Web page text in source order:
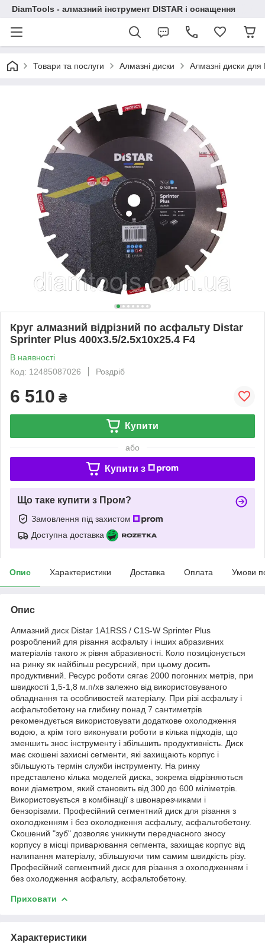
DiamTools - алмазний інструмент DISTAR і оснащення
Товари та послуги Алмазні диски Алмазні диски для
Круг алмазний відрізний по асфальту Distar
Sprinter Plus 400x3.5/2.5x10x25.4 F4
В наявності
Код: 12485087026
Роздріб
6 510 ₴
Купити
або
Купити з
Що таке купити з Пром?
Замовлення під захистом
Доступна доставка
Опис Характеристики Доставка Оплата Умови
Опис
Алмазний диск Distar 1A1RSS / C1S-W Sprinter Plus
розроблений для різання асфальту і інших абразивних
матеріалів такого ж рівня абразивності. Коло позиціонується
на ринку як найбільш ресурсний, при цьому досить
продуктивний. Ресурс роботи сягає 2000 погонних метрів, при
швидкості 1,5-1,8 м.п/хв залежно від використовуваного
обладнання та особливостей матеріалу. При різі асфальту і
асфальтобетону на глибину понад 7 сантиметрів
рекомендується використовувати додаткове охолодження
водою, а крім того виконувати роботи в кілька підходів, що
зменшить знос інструменту і збільшить продуктивність. Диск
має скошені захисні сегменти, які захищають корпус і
збільшують термін служби інструменту. На ринку
представлено кілька моделей диска, зокрема відрізняються
вони діаметром, який становить від 300 до 600 міліметрів.
Використовується в комбінації з швонарезчиками і
бензорізами. Професійний сегментний диск для різання з
охолодженням і без охолодження асфальту, асфальтобетону.
Скошений "зуб" дозволяє уникнути передчасного зносу
корпусу в місці приварювання сегмента, захищає корпус від
налипання матеріалу, збільшуючи тим самим швидкість різу.
Професійний сегментний диск для різання з охолодженням і
без охолодження асфальту, асфальтобетону.
Приховати
Характеристики